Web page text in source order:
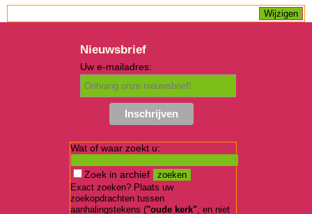
Nieuwsbrief
Uw e-mailadres:
Wat of waar zoekt u:
Zoek in archief
Exact zoeken? Plaats uw
zoekopdrachten tussen
aanhalingstekens ("oude kerk", en niet